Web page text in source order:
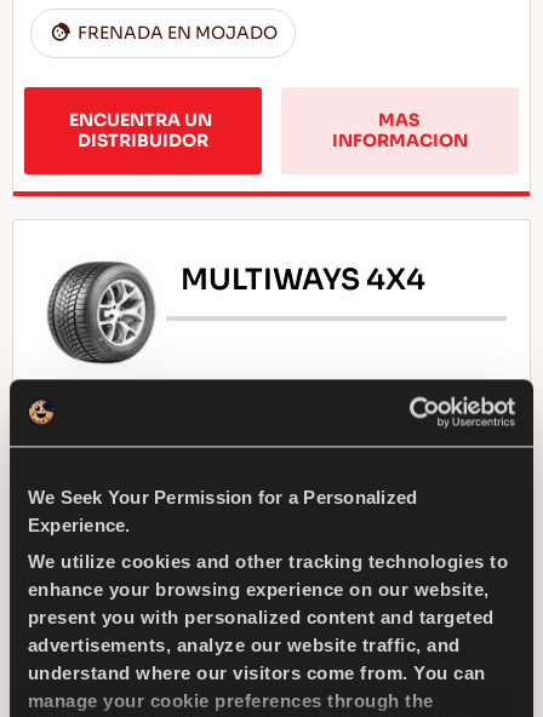
We Seek Your Permission for a Personalized
Experience.
We utilize cookies and other tracking technologies to
enhance your browsing experience on our website,
present you with personalized content and targeted
advertisements, analyze our website traffic, and
understand where our visitors come from. You can
manage your cookie preferences through the
FRENADA EN MOJADO
ENCUENTRA UN
DISTRIBUIDOR
MAS
INFORMACION
MULTIWAYS 4X4
Placer para una conducción en todas las
estaciones - Conducción segura para cada
4X4 TODOTIEMPO
MANIOBRABILIDAD EN NIEVE
FRENADA EN NIEVE